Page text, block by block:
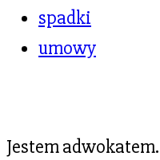
spadki
umowy
Jestem